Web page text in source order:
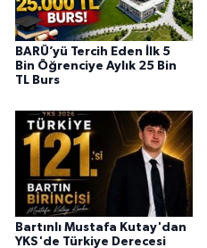
BARÜ’yü Tercih Eden İlk 5
Bin Öğrenciye Aylık 25 Bin
TL Burs
Bartınlı Mustafa Kutay'dan
YKS'de Türkiye Derecesi